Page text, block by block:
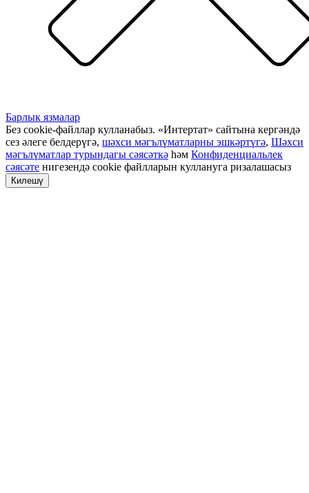
Барлык язмалар
Без cookie-файллар кулланабыз. «Интертат» сайтына кергәндә
сез әлеге белдерүгә, шәхси мәгълүматларны эшкәртүгә, Шәхси
мәгълүматлар турындагы сәясәткә һәм Конфиденциальлек
сәясәте нигезендә cookie файлларын куллануга ризалашасыз
Килешү